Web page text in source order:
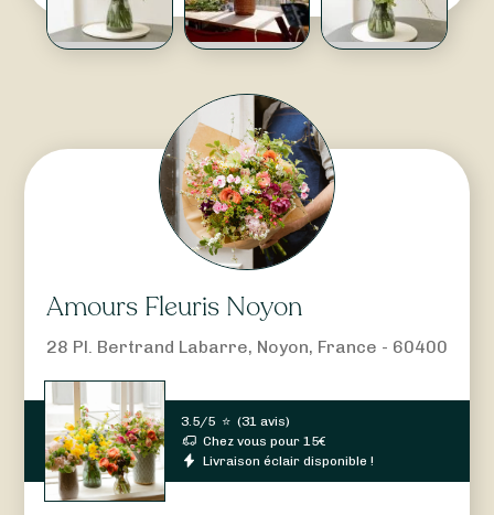
Amours Fleuris Noyon
28 Pl. Bertrand Labarre, Noyon, France - 60400
3.5/5 ⭐ (31 avis)
Chez vous pour15€
Livraison éclair disponible !